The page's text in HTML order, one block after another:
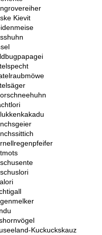
Kievit
Kuckuckskauz